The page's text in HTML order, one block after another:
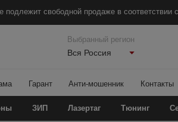
подлежит свободной продаже в
Выбранный регион
Вся Россия
Гарант Анти-мошенник Контакты
ЗИП Лазертаг Тюнинг